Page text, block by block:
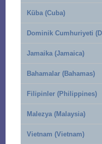
Küba (Cuba)
Dominik Cumhuriyeti
Jamaika (Jamaica)
Bahamalar (Bahamas)
Filipinler (Philippines)
Malezya (Malaysia)
Vietnam (Vietnam)